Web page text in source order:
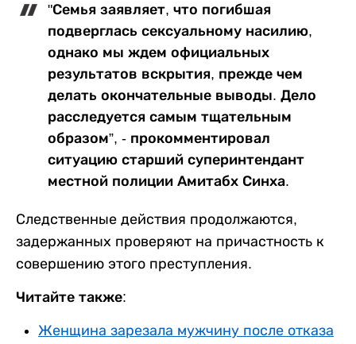
"Семья заявляет, что погибшая
подверглась сексуальному насилию,
однако мы ждем официальных
результатов вскрытия, прежде чем
делать окончательные выводы. Дело
расследуется самым тщательным
образом”, - прокомментировал
ситуацию старший суперинтендант
местной полиции Амитабх Синха.
Следственные действия продолжаются,
задержанных проверяют на причастность к
совершению этого преступления.
Читайте также:
Женщина зарезала мужчину после отказа